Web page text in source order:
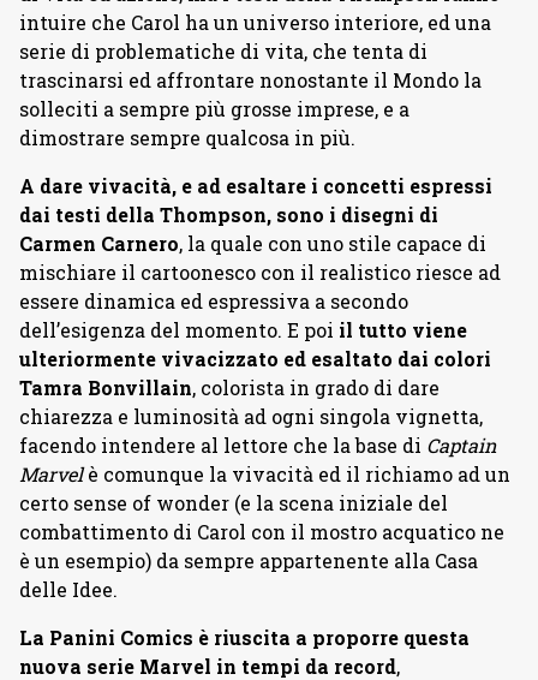
intuire che Carol ha un universo interiore, ed una
serie di problematiche di vita, che tenta di
trascinarsi ed affrontare nonostante il Mondo la
solleciti a sempre più grosse imprese, e a
dimostrare sempre qualcosa in più.
A dare vivacità, e ad esaltare i concetti espressi
dai testi della Thompson, sono i disegni di
Carmen Carnero, la quale con uno stile capace di
mischiare il cartoonesco con il realistico riesce ad
essere dinamica ed espressiva a secondo
dell’esigenza del momento. E poi il tutto viene
ulteriormente vivacizzato ed esaltato dai colori
Tamra Bonvillain, colorista in grado di dare
chiarezza e luminosità ad ogni singola vignetta,
facendo intendere al lettore che la base di Captain
Marvelè comunque la vivacità ed il richiamo ad un
certo sense of wonder (e la scena iniziale del
combattimento di Carol con il mostro acquatico ne
è un esempio) da sempre appartenente alla Casa
delle Idee.
La Panini Comics è riuscita a proporre questa
nuova serie Marvel in tempi da record,